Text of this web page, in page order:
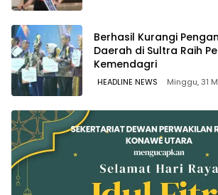
Berhasil Kurangi
Daerah di Sultra Raih
Kemendagri
HEADLINE NEWS Minggu, 31